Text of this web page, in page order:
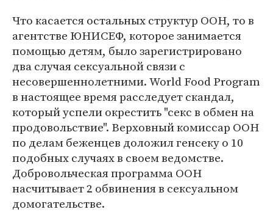
Что касается остальных структур ООН, то в
агентстве ЮНИСЕФ, которое занимается
помощью детям, было зарегистрировано
два случая сексуальной связи с
несовершеннолетними. World Food Program
в настоящее время расследует скандал,
который успели окрестить "секс в обмен на
продовольствие". Верховный комиссар ООН
по делам беженцев доложил генсеку о 10
подобных случаях в своем ведомстве.
Добровольческая программа ООН
насчитывает 2 обвинения в сексуальном
домогательстве.